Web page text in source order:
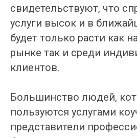
свидетельствуют, что
услуги высок и в
будет только расти как
рынке так и среди
клиентов.
Большинство людей,
пользуются услугами
представители